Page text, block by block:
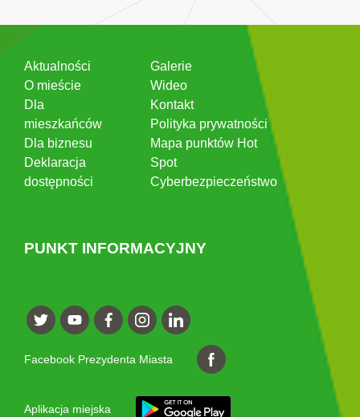
Aktualności
O mieście
Dla
mieszkańców
Dla biznesu
Deklaracja
dostępności
Galerie
Wideo
Kontakt
Polityka prywatności
Mapa punktów Hot
Spot
Cyberbezpieczeństwo
PUNKT INFORMACYJNY
Facebook Prezydenta Miasta
Aplikacja miejska